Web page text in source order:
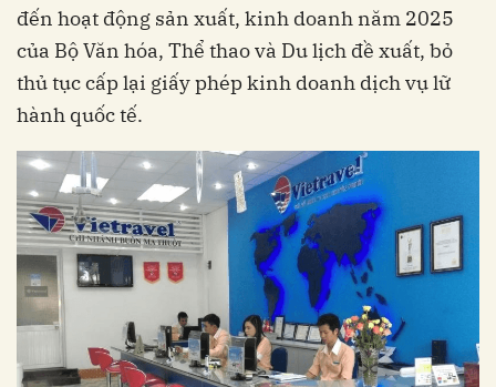
đến hoạt động sản xuất, kinh doanh năm 2025
của Bộ Văn hóa, Thể thao và Du lịch đề xuất, bỏ
thủ tục cấp lại giấy phép kinh doanh dịch vụ lữ
hành quốc tế.